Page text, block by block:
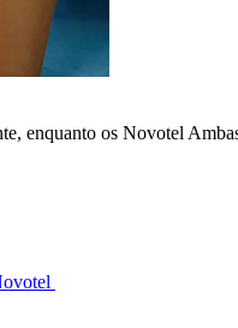
enquanto os Novotel